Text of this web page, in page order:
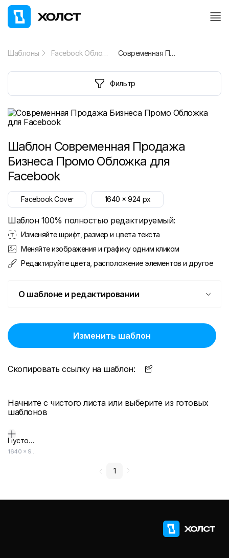
Шаблоны Facebook Обложка Современная Продажа Бизнеса Промо Обложка для Facebook
Фильтр
Шаблон Современная Продажа
Бизнеса Промо Обложка для
Facebook
Facebook Cover 1640 x924 px
Шаблон 100% полностью редактируемый:
Изменяйте шрифт, размер и цвета текста
Меняйте изображения и графику одним кликом
Редактируйте цвета, расположение элементов и другое
О шаблоне и редактировании
Изменить шаблон
Скопировать ссылку на шаблон:
Начните с чистого листа или выберите из готовых
шаблонов
Пустой дизайн-макет
1640 × 924
1